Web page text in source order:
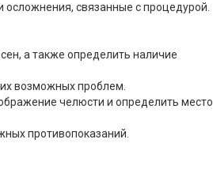
связанные с процедурой.
а также определить наличие
возможных проблем.
челюсти и определить место
противопоказаний.